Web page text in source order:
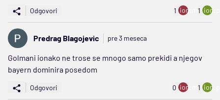
Odgovori 1 ion:minus
1
Predrag Blagojevic pre 3 meseca
Golmani ionako ne trose se mnogo samo prekidi a njegov
bayern dominira posedom
Odgovori 0 ion:minus
1